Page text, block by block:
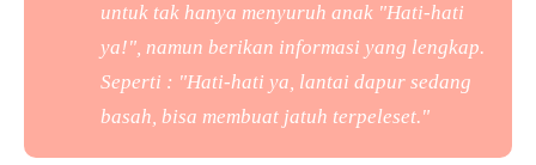
untuk tak hanya menyuruh anak "Hati-hati
ya!", namun berikan informasi yang lengkap.
Seperti : "Hati-hati ya, lantai dapur sedang
basah, bisa membuat jatuh terpeleset."